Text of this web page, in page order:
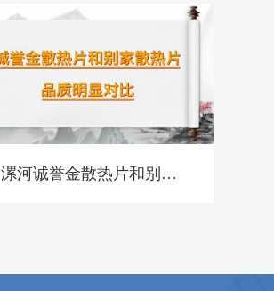
漯河诚誉金散热片和别家